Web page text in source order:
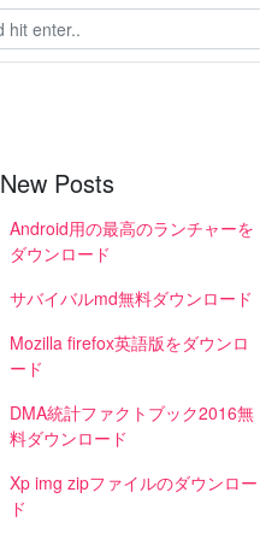
New Posts
Android用の最高のランチャーを
ダウンロード
サバイバルmd無料ダウンロード
Mozilla firefox英語版をダウンロ
ード
DMA統計ファクトブック2016無
料ダウンロード
Xp img zipファイルのダウンロー
ド